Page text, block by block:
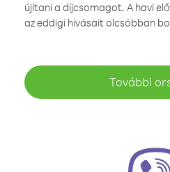
újítani a díjcsomagot. A havi
az eddigi hívásait olcsóbban
További